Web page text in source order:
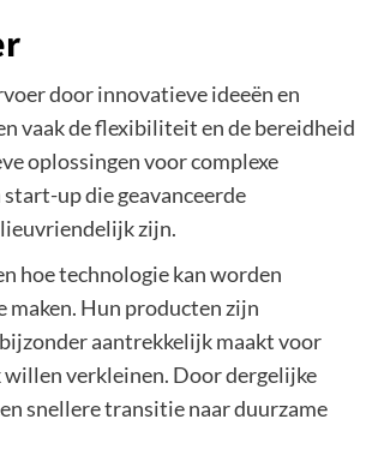
door innovatieve ideeën en
vaak de flexibiliteit en de bereidheid
oplossingen voor complexe
start-up die geavanceerde
zijn.
hoe technologie kan worden
Hun producten zijn
aantrekkelijk maakt voor
verkleinen. Door dergelijke
snellere transitie naar duurzame